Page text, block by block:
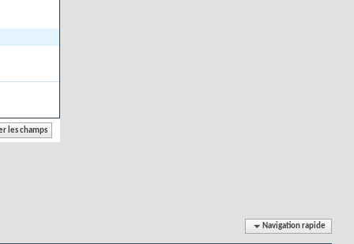
Navigation rapide